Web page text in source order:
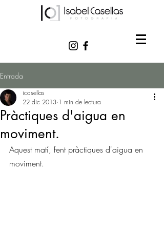
Entrada
Pràctiques d'aigua en
moviment.
icasellas
22 dic 2013 1 min de lectura
Aquest matí, fent pràctiques d'aigua en
moviment.